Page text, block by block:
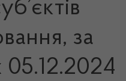
за
05.12.2024